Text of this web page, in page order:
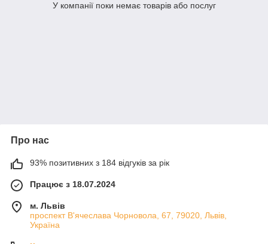
У компанії поки немає товарів або послуг
Про нас
93% позитивних з 184 відгуків за рік
Працює з 18.07.2024
м. Львів
проспект В'ячеслава Чорновола, 67, 79020, Львів,
Україна